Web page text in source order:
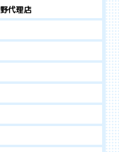
代理店